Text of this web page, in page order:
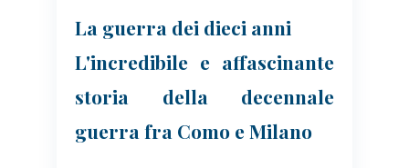
La guerra dei dieci anni
L'incredibile e affascinante
storia della decennale
guerra fra Como e Milano